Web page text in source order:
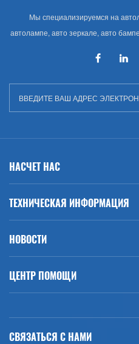
Мы специализируемся на
автолампе, авто зеркале, авто
автозапчастей для
НАСЧЕТ НАС
ТЕХНИЧЕСКАЯ ИНФОРМАЦИЯ
НОВОСТИ
ЦЕНТР ПОМОЩИ
СВЯЗАТЬСЯ С НАМИ